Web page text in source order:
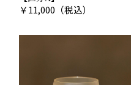
￥11,000 （税込）